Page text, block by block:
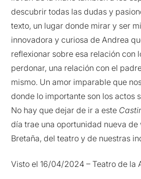
descubrir todas las dudas y
texto, un lugar donde mirar y ser
innovadora y curiosa de Andrea
reflexionar sobre esa relación con
perdonar, una relación con el
mismo. Un amor imparable que
donde lo importante son los actos
No hay que dejar de ir a este
día trae una oportunidad nueva
Bretaña, del teatro y de nuestras
Visto el 16/04/2024 – Teatro de la